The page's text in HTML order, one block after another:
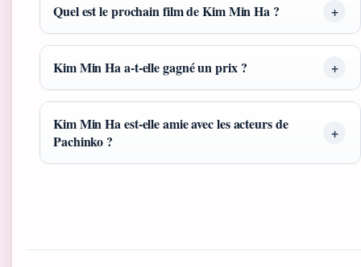
Quel est le prochain film de Kim Min Ha ?
Kim Min Ha a-t-elle gagné un prix ?
Kim Min Ha est-elle amie avec les acteurs de
Pachinko ?